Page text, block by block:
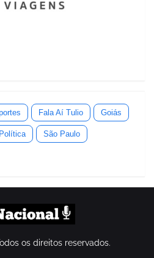
Fala Aí Tulio Goiás
Política São Paulo
os direitos reservados.